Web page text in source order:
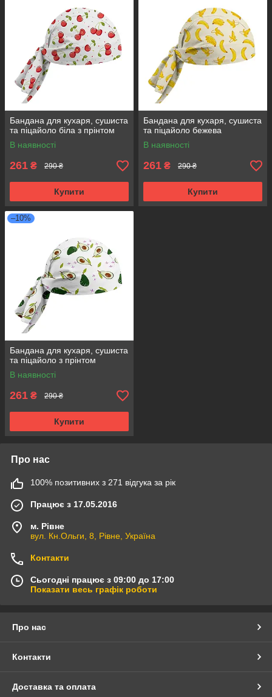
Бандана для кухаря, сушиста
та піцайоло біла з прінтом
В наявності
261 ₴ 290 ₴
Купити
Бандана для кухаря, сушиста
та піцайоло бежева
В наявності
261 ₴ 290 ₴
Купити
–10%
Бандана для кухаря, сушиста
та піцайоло з прінтом
В наявності
261 ₴ 290 ₴
Купити
Про нас
100% позитивних з 271 відгука за рік
Працює з 17.05.2016
м. Рівне
вул. Кн.Ольги, 8, Рівне, Україна
Контакти
Сьогодні працює з 09:00 до 17:00
Показати весь графік роботи
Про нас
Контакти
Доставка та оплата